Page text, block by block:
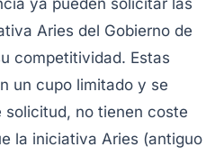
ya pueden solicitar las
Aries del Gobierno de
competitividad. Estas
un cupo limitado y se
solicitud, no tienen coste
la iniciativa Aries (antiguo